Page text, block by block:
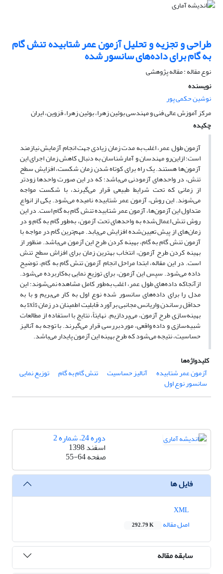
طراحی و تجزیه و تحلیل آزمون عمر شتابیده تنش گام
به گام برای داده‌های سانسور شده
نوع مقاله : مقاله پژوهشی
نویسنده
نوشین حکمی پور
مرکز آموزش عالی فنی و مهندسی بوئین زهرا، بوئین زهرا، قزوین، ایران
چکیده
آزمون طول عمر، اغلب به مدت زمان زیادی جهت انجام آزمایش نیازمند
است؛ ازاین‌رو مهندسان و آمارشناسان به دنبال کاهش زمان اجرای این
آزمون‌ها هستند. یک راه برای کوتاه شدن زمان شکست، افزایش سطح
تنش، در واحدهای آزمودنی می‌باشد؛ که در این صورت واحدها زودتر
از زمانی که تحت شرایط طبیعی قرار می‌گیرند، با شکست مواجه
می‌شوند. این روش، آزمون عمر شتابیده نامیده می‌شود. یکی از انواع
متداول این آزمون‌ها، آزمون عمر شتابیده تنش گام به گام است. در این
روش تنش اعمال‌شده به واحدهای تحت آزمون، به‌طور گام به گام و در
زمان‌های از پیش تعیین‌شده افزایش می‌یابد. مهم‌ترین گام در مواجه با
آزمون تنش گام به گام، بهینه کردن طرح این آزمون می‌باشد. منظور از
بهینه کردن طرح آزمون، انتخاب بهترین زمان برای افزاش سطح تنش
است. در این مقاله، ابتدا مراحل انجام آزمون تنش گام به گام، توضیح
داده می‌شود. سپس این آزمون، برای توزیع نمایی به‌کاربرده می‌شود.
ازآنجاکه داده‌های طول عمر، اغلب به‌طور کامل مشاهده نمی‌شوند؛ این
مدل را برای داده‌های سانسور شده نوع اول به کار می‌بریم و با به
حداقل رساندن واریانس مجانبی برآورد قابلیت اطمینان در زمان $xi$ به
بهینه‌سازی طرح آزمون، می‌پردازیم. نهایتاً، نتایج با استفاده از مطالعات
شبیه‌سازی و داده واقعی، موردبررسی قرار می‌گیرند. با توجه به آنالیز
حساسیت، نتیجه می‌شود که طرح بهینه این آزمون پایدار می‌باشد.
کلیدواژه‌ها
آزمون عمر شتابیده
آنالیز حساسیت تنش گام به گام توزیع نمایی
سانسور نوع اول
دوره 24، شماره 2
اسفند 1398
صفحه55-64
فایل ها
اصل مقاله
292.79 K
سابقه مقاله